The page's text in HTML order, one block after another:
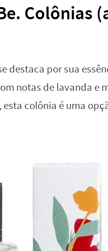
Colônias
destaca por sua
notas de lavanda e
colônia é uma